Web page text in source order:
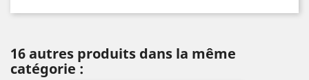
16 autres produits dans la même
catégorie :